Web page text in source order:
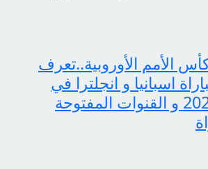
الأمم الأوروبية..تعرف
اسبانيا و انجلترا في
نهائي يورو 2024 و القنوات المفتوحة